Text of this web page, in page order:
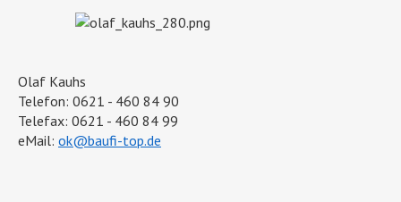
Olaf Kauhs
Telefon: 0621 - 460 84 90
Telefax: 0621 - 460 84 99
eMail: ok@baufi-top.de